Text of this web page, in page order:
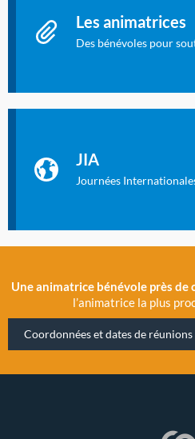
Les animatrices
Des bénévoles pour
JIA
Journées
2019 la 11e Journée
évènement exceptionnel organisé
Une animatrice bénévole près de
l’animatrice la plus
Coordonnées et dates de réunions